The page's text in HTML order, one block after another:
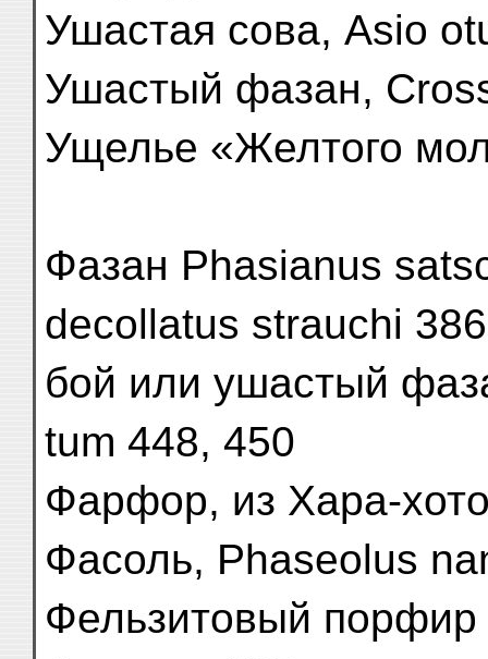
Ушастая сова, Asio
Ушастый фазан,
Ущелье «Желтого
Фазан Phasianus
decollatus strauchi
бой или ушастый
tum 448, 450
Фарфор, из Хара-
Фасоль, Phaseolus
Фельзитовый порфир